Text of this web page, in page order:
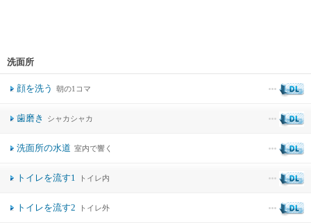
洗面所
顔を洗う 朝の1コマ
歯磨き シャカシャカ
洗面所の水道 室内で響く
トイレを流す1 トイレ内
トイレを流す2 トイレ外